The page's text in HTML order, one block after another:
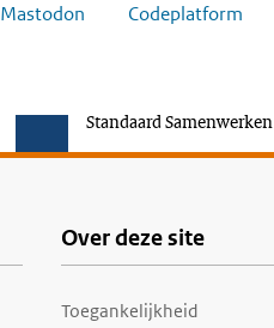
Mastodon Codeplatform
Standaard Samenwerken
Over deze site
Toegankelijkheid